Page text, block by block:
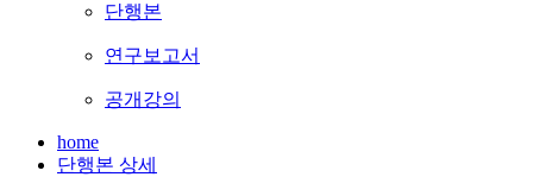
단행본
연구보고서
공개강의
home
단행본 상세